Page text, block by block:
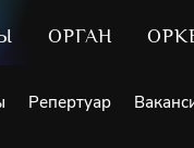
ОРГАН
Репертуар